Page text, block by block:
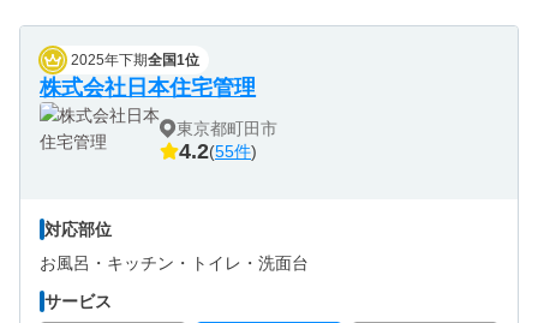
2025年下期全国1位
株式会社日本住宅管理
東京都町田市
4.2(55件)
対応部位
お風呂・ キッチン・ トイレ・ 洗面台
サービス